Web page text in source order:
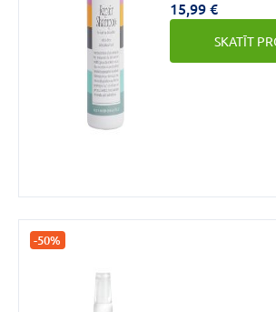
nepieciešamo ar
makadāmijas
atjauno matu un
mitruma līmeni
15,99 €
SKATĪT
-50%